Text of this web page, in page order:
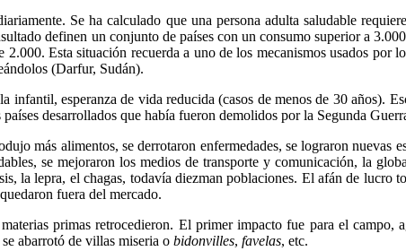
Se ha calculado que una persona adulta saludable
definen un conjunto de países con un consumo superior a
Esta situación recuerda a uno de los mecanismos usados por
(Darfur, Sudán).
esperanza de vida reducida (casos de menos de 30 años).
desarrollados que había fueron demolidos por la Segunda
más alimentos, se derrotaron enfermedades, se lograron nuevas
se mejoraron los medios de transporte y comunicación, la
la lepra, el chagas, todavía diezman poblaciones. El afán de lucro
fuera del mercado.
primas retrocedieron. El primer impacto fue para el
abarrotó de villas miseria o bidonvilles, favelas, etc.